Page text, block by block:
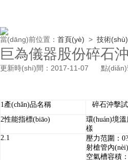
當(dāng)前位置： 首頁(yè) > 技術
巨為儀器股份碎石
更新時(shí)間：2017-11-07 點(diǎn)
1產(chǎn)品名稱
碎石沖擊
2性能指標(biāo) 環(huán)境溫
樣
2.1
壓力范圍 ： 0?
射槍管內
空氣槽容積 ：